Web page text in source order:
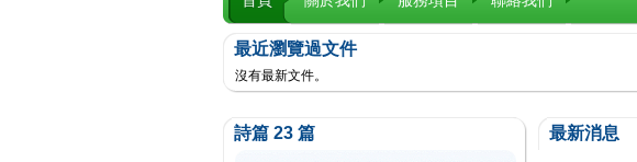
最近瀏覽過文件
沒有最新文件。
詩篇 23 篇 最新消息